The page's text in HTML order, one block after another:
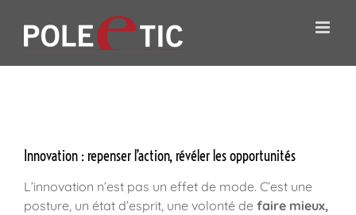
contenu
Innovation : repenser l’action, révéler les opportunités
L’innovation n’est pas un effet de mode. C’est une
posture, un état d’esprit, une volonté de faire mieux,